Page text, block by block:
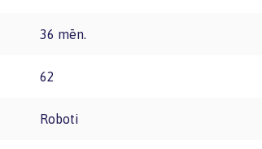
36 mēn.
62
Roboti